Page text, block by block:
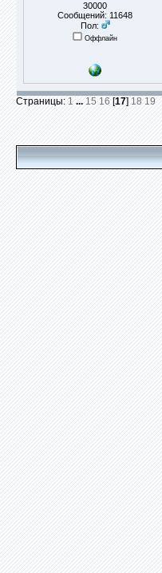
30000
Сообщений: 11648
Пол:
Оффлайн
Страницы: 1 ... 15 16 [17] 18 19